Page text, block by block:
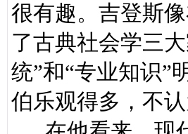
很有趣。吉登斯
了古典社会学三
统”和“专业知识”
伯乐观得多，不